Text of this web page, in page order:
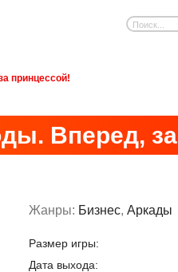
принцессой!
Вперед,
Жанры: Бизнес, Аркады
Размер игры:
Дата выхода: